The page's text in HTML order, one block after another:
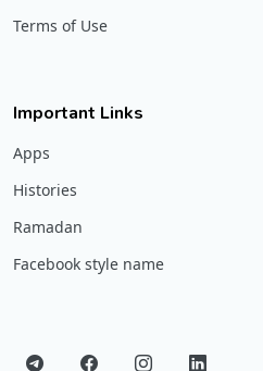
Terms of Use
Important Links
Apps
Histories
Ramadan
Facebook style name